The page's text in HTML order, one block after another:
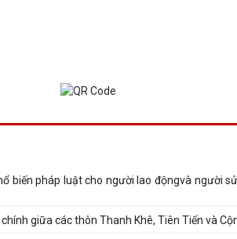
biến pháp luật cho người lao độngvà người
giữa các thôn Thanh Khê, Tiên Tiến và